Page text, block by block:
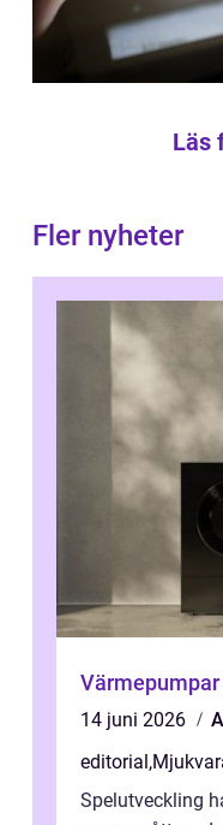
Läs
Fler nyheter
14 juni 2026
editorial,
Spelutveckling